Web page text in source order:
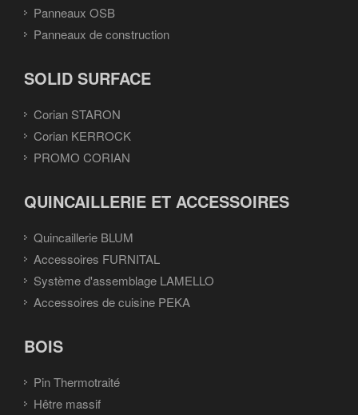
Panneaux OSB
Panneaux de construction
SOLID SURFACE
Corian STARON
Corian KERROCK
PROMO CORIAN
QUINCAILLERIE ET ACCESSOIRES
Quincaillerie BLUM
Accessoires FURNITAL
Système d'assemblage LAMELLO
Accessoires de cuisine PEKA
BOIS
Pin Thermotraité
Hêtre massif